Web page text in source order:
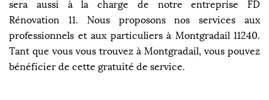
sera aussi à la charge de notre entreprise FD
Rénovation 11. Nous proposons nos services aux
professionnels et aux particuliers à Montgradail 11240.
Tant que vous vous trouvez à Montgradail, vous pouvez
bénéficier de cette gratuité de service.